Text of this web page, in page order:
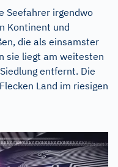
Seefahrer irgendwo
Kontinent und
die als einsamster
sie liegt am weitesten
entfernt. Die
Land im riesigen